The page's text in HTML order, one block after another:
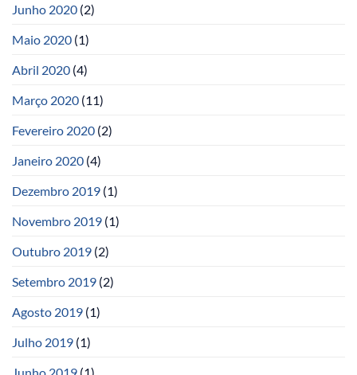
Junho 2020 (2)
Maio 2020 (1)
Abril 2020 (4)
Março 2020 (11)
Fevereiro 2020 (2)
Janeiro 2020 (4)
Dezembro 2019 (1)
Novembro 2019 (1)
Outubro 2019 (2)
Setembro 2019 (2)
Agosto 2019 (1)
Julho 2019 (1)
Junho 2019 (1)